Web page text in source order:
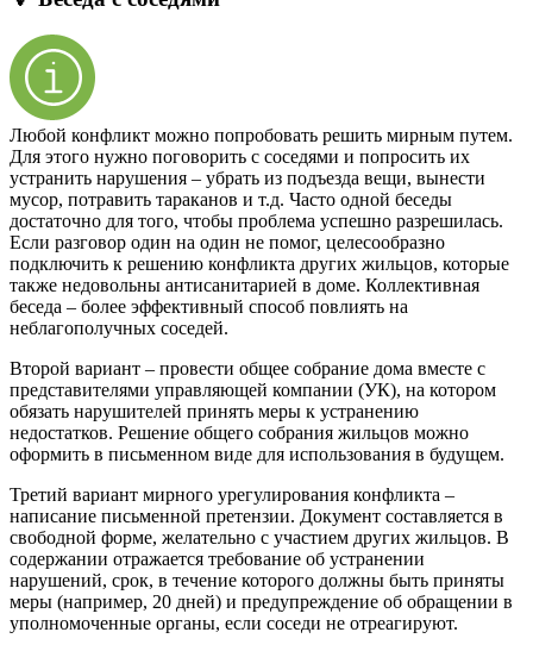
Любой конфликт можно попробовать решить мирным путем.
Для этого нужно поговорить с соседями и попросить их
устранить нарушения – убрать из подъезда вещи, вынести
мусор, потравить тараканов и т.д. Часто одной беседы
достаточно для того, чтобы проблема успешно разрешилась.
Если разговор один на один не помог, целесообразно
подключить к решению конфликта других жильцов, которые
также недовольны антисанитарией в доме. Коллективная
беседа – более эффективный способ повлиять на
неблагополучных соседей.
Второй вариант – провести общее собрание дома вместе с
представителями управляющей компании (УК), на котором
обязать нарушителей принять меры к устранению
недостатков. Решение общего собрания жильцов можно
оформить в письменном виде для использования в будущем.
Третий вариант мирного урегулирования конфликта –
написание письменной претензии. Документ составляется в
свободной форме, желательно с участием других жильцов. В
содержании отражается требование об устранении
нарушений, срок, в течение которого должны быть приняты
меры (например, 20 дней) и предупреждение об обращении в
уполномоченные органы, если соседи не отреагируют.